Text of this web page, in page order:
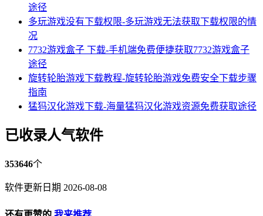
途径
多玩游戏没有下载权限-多玩游戏无法获取下载权限的情
况
7732游戏盒子 下载-手机端免费便捷获取7732游戏盒子
途径
旋转轮胎游戏下载教程-旋转轮胎游戏免费安全下载步骤
指南
猛犸汉化游戏下载-海量猛犸汉化游戏资源免费获取途径
已收录人气软件
353646个
软件更新日期 2026-08-08